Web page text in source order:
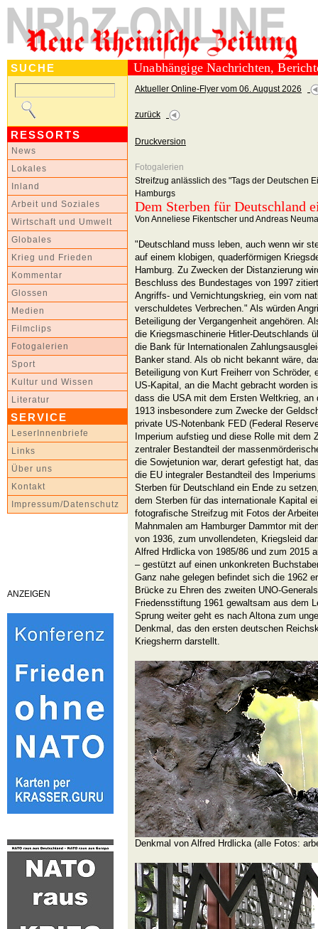
SUCHE
RESSORTS
News
Lokales
Inland
Arbeit und Soziales
Wirtschaft und Umwelt
Globales
Krieg und Frieden
Kommentar
Glossen
Medien
Filmclips
Fotogalerien
Sport
Kultur und Wissen
Literatur
SERVICE
LeserInnenbriefe
Links
Über uns
Kontakt
Impressum/Datenschutz
ANZEIGEN
Unabhängige Nachrichten,
Aktueller Online-Flyer vom 06. August 2026
zurück
Druckversion
Fotogalerien
Streifzug anlässlich des "Tags der Deutschen
Hamburgs
Dem Sterben für Deutschland
Von Anneliese Fikentscher und Andreas
"Deutschland muss leben, auch wenn wir
auf einem klobigen, quaderförmigen
Hamburg. Zu Zwecken der Distanzierung
Beschluss des Bundestages von 1997
Angriffs- und Vernichtungskrieg, ein vom
verschuldetes Verbrechen." Als würden
Beteiligung der Vergangenheit angehören.
die Kriegsmaschinerie Hitler-Deutschlands
die Bank für Internationalen
Banker stand. Als ob nicht bekannt wäre,
Beteiligung von Kurt Freiherr von Schröder,
US-Kapital, an die Macht gebracht worden
dass die USA mit dem Ersten Weltkrieg, an
1913 insbesondere zum Zwecke der
private US-Notenbank FED (Federal
Imperium aufstieg und diese Rolle mit dem
zentraler Bestandteil der
die Sowjetunion war, derart gefestigt hat,
die EU integraler Bestandteil des
Sterben für Deutschland ein Ende zu
dem Sterben für das internationale Kapital
fotografische Streifzug mit Fotos der
Mahnmalen am Hamburger Dammtor mit
von 1936, zum unvollendeten, Kriegsleid
Alfred Hrdlicka von 1985/86 und zum 2015
– gestützt auf einen unkonkreten
Ganz nahe gelegen befindet sich die 1962
Brücke zu Ehren des zweiten UNO-
Friedensstiftung 1961 gewaltsam aus dem
Sprung weiter geht es nach Altona zum
Denkmal, das den ersten deutschen
Kriegsherrn darstellt.
Denkmal von Alfred Hrdlicka (alle Fotos: